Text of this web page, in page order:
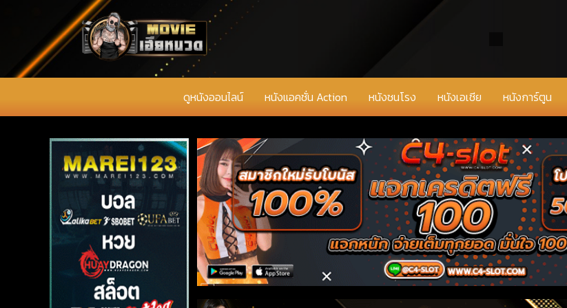
ดูหนังออนไลน์ หนังแอคชั่น Action หนังชนโรง หนังเอเชีย หนังการ์ตูน